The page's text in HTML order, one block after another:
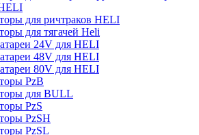
для ричтраков HELI
для тягачей Heli
24V для HELI
48V для HELI
80V для HELI
PzB
для BULL
PzS
PzSH
PzSL